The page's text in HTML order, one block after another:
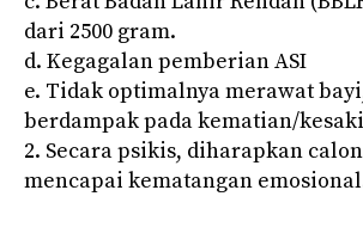
dari 2500 gram.
d. Kegagalan pemberian ASI
e. Tidak optimalnya merawat
berdampak pada kematian/
2. Secara psikis, diharapkan
mencapai kematangan